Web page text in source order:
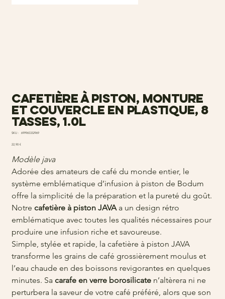
Cafetière à piston, monture
et couvercle en plastique, 8
tasses, 1.0l
SKU :
SKU
699965332969
Prix
22,90 €
Modèle java
Adorée des amateurs de café du monde entier, le
système emblématique d’infusion à piston de Bodum
offre la simplicité de la préparation et la pureté du goût.
Notre cafetière à piston JAVAa un design rétro
emblématique avec toutes les qualités nécessaires pour
produire une infusion riche et savoureuse.
Simple, stylée et rapide, la cafetière à piston JAVA
transforme les grains de café grossièrement moulus et
l’eau chaude en des boissons revigorantes en quelques
minutes. Sa carafe en verre borosilicaten’altèrera ni ne
perturbera la saveur de votre café préféré, alors que son